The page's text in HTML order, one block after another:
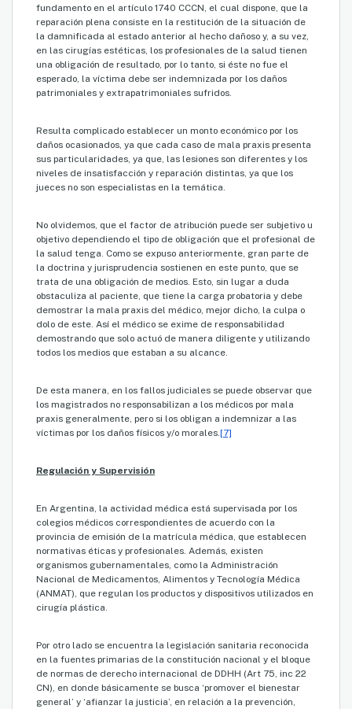
fundamento en el artículo 1740 CCCN, el cual dispone, que la
reparación plena consiste en la restitución de la situación de
la damnificada al estado anterior al hecho dañoso y, a su vez,
en las cirugías estéticas, los profesionales de la salud tienen
una obligación de resultado, por lo tanto, si éste no fue el
esperado, la víctima debe ser indemnizada por los daños
patrimoniales y extrapatrimoniales sufridos.
Resulta complicado establecer un monto económico por los
daños ocasionados, ya que cada caso de mala praxis presenta
sus particularidades, ya que, las lesiones son diferentes y los
niveles de insatisfacción y reparación distintas, ya que los
jueces no son especialistas en la temática.
No olvidemos, que el factor de atribución puede ser subjetivo u
objetivo dependiendo el tipo de obligación que el profesional de
la salud tenga. Como se expuso anteriormente, gran parte de
la doctrina y jurisprudencia sostienen en este punto, que se
trata de una obligación de medios. Esto, sin lugar a duda
obstaculiza al paciente, que tiene la carga probatoria y debe
demostrar la mala praxis del médico, mejor dicho, la culpa o
dolo de este. Así el médico se exime de responsabilidad
demostrando que solo actuó de manera diligente y utilizando
todos los medios que estaban a su alcance.
De esta manera, en los fallos judiciales se puede observar que
los magistrados no responsabilizan a los médicos por mala
praxis generalmente, pero si los obligan a indemnizar a las
víctimas por los daños físicos y/o morales. [7]
Regulación y Supervisión
En Argentina, la actividad médica está supervisada por los
colegios médicos correspondientes de acuerdo con la
provincia de emisión de la matrícula médica, que establecen
normativas éticas y profesionales. Además, existen
organismos gubernamentales, como la Administración
Nacional de Medicamentos, Alimentos y Tecnología Médica
(ANMAT), que regulan los productos y dispositivos utilizados en
cirugía plástica.
Por otro lado se encuentra la legislación sanitaria reconocida
en la fuentes primarias de la constitución nacional y el bloque
de normas de derecho internacional de DDHH (Art 75, inc 22
CN), en donde básicamente se busca ‘promover el bienestar
general’ y ‘afianzar la justicia’, en relación a la prevención,